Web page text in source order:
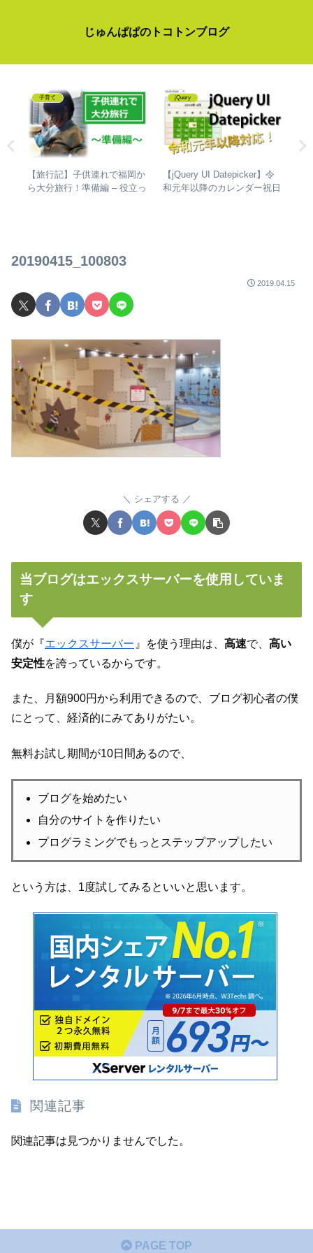
じゅんぱぱのトコトンブログ
子育て
【旅行記】子供連れで福岡か
ら大分旅行！準備編 – 役立っ
jQuery
【jQuery UI Datepicker】令
和元年以降のカレンダー祝日
20190415_100803
2019.04.15
シェアする
当ブログはエックスサーバーを使用していま
す
僕が『エックスサーバー 』を使う理由は、 高速で、 高い
安定性を誇っているからです。
また、月額900円から利用できるので、ブログ初心者の僕
にとって、経済的にみてありがたい。
無料お試し期間が10日間あるので、
ブログを始めたい
自分のサイトを作りたい
プログラミングでもっとステップアップしたい
という方は、1度試してみるといいと思います。
関連記事
関連記事は見つかりませんでした。
PAGE TOP